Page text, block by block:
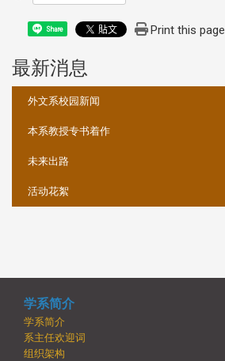
Share Print this page
最新消息
外文系校园新闻
本系教授专书着作
未来出路
活动花絮
学系简介
学系简介
系主任欢迎词
组织架构